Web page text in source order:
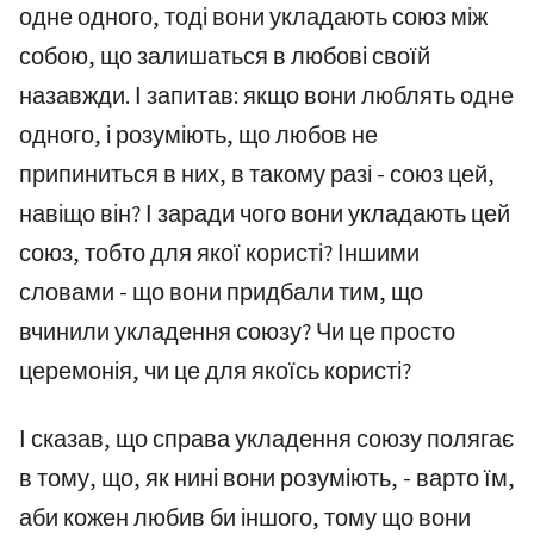
одне одного, тоді вони укладають союз між
собою, що залишаться в любові своїй
назавжди. І запитав: якщо вони люблять одне
одного, і розуміють, що любов не
припиниться в них, в такому разі - союз цей,
навіщо він? І заради чого вони укладають цей
союз, тобто для якої користі? Іншими
словами - що вони придбали тим, що
вчинили укладення союзу? Чи це просто
церемонія, чи це для якоїсь користі?
І сказав, що справа укладення союзу полягає
в тому, що, як нині вони розуміють, - варто їм,
аби кожен любив би іншого, тому що вони